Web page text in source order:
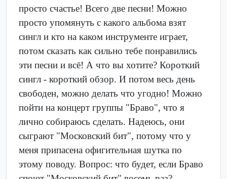
просто счастье! Всего две песни! Можно
просто упомянуть с какого альбома взят
сингл и кто на каком инструменте играет,
потом сказать как сильно тебе понравились
эти песни и всё! А что вы хотите? Короткий
сингл - короткий обзор. И потом весь день
свободен, можно делать что угодно! Можно
пойти на концерт группы "Браво", что я
лично собираюсь сделать. Надеюсь, они
сыграют "Московский бит", потому что у
меня припасена офигительная шутка по
этому поводу. Вопрос: что будет, если Браво